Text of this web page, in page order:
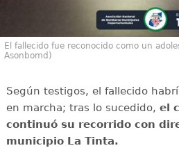
El fallecido fue reconocido como un
Asonbomd)
Según testigos, el fallecido
en marcha; tras lo sucedido, el
continuó su recorrido con
municipio La Tinta.